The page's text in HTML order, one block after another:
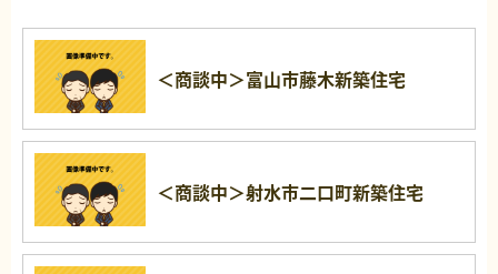
＜商談中＞富山市藤木新築住宅
＜商談中＞射水市二口町新築住宅